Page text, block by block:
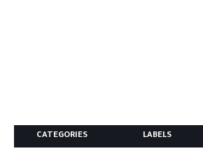
LABELS
CATEGORIES